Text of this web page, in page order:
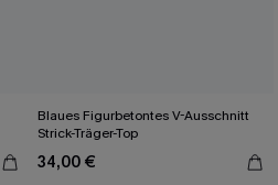
Blaues Figurbetontes V-Ausschnitt
Strick-Träger-Top
34,00 €